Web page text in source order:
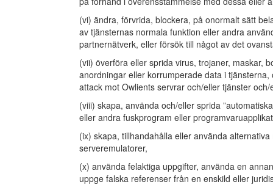
(vi) ändra, förvrida, blockera, på onormalt sätt
av tjänsternas normala funktion eller andra
partnernätverk, eller försök till något av det
(vii) överföra eller sprida virus, trojaner, maskar,
anordningar eller korrumperade data i
attack mot Owlients servrar och/eller tjänster
(viii) skapa, använda och/eller sprida
eller andra fuskprogram eller
(ix) skapa, tillhandahålla eller använda
serveremulatorer,
(x) använda felaktiga uppgifter, använda en
uppge falska referenser från en enskild eller